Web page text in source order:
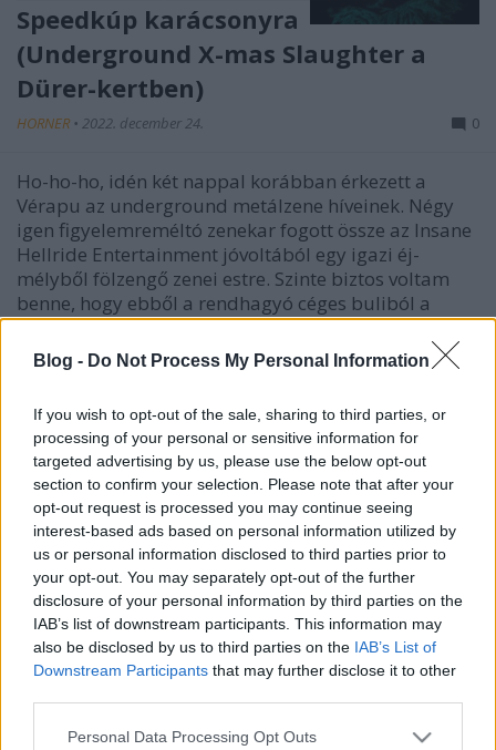
Blog - Do Not Process My Personal Information
If you wish to opt-out of the sale, sharing to third parties, or
processing of your personal or sensitive information for
targeted advertising by us, please use the below opt-out
section to confirm your selection. Please note that after your
opt-out request is processed you may continue seeing
interest-based ads based on personal information utilized by
us or personal information disclosed to third parties prior to
your opt-out. You may separately opt-out of the further
disclosure of your personal information by third parties on the
IAB’s list of downstream participants. This information may
also be disclosed by us to third parties on the IAB’s List of
Downstream Participants that may further disclose it to other
Please note that this website/app uses one or more Google
Personal Data Processing Opt Outs
Speedkúp karácsonyra
(Underground X-mas Slaughter a
Dürer-kertben)
HORNER • 2022. december 24. 0
Ho-ho-ho, idén két nappal korábban érkezett a
Vérapu az underground metálzene híveinek. Négy
igen figyelemreméltó zenekar fogott össze az Insane
Hellride Entertainment jóvoltából egy igazi éj-
mélyből fölzengő zenei estre. Szinte biztos voltam
benne, hogy ebből a rendhagyó céges buliból a
Kisjézus…
Húsvéti metál körmenet
HORNER•2022. április 23.